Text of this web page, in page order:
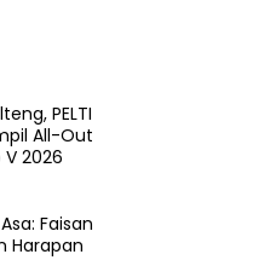
PELTI
All-Out
2026
Faisan
Harapan